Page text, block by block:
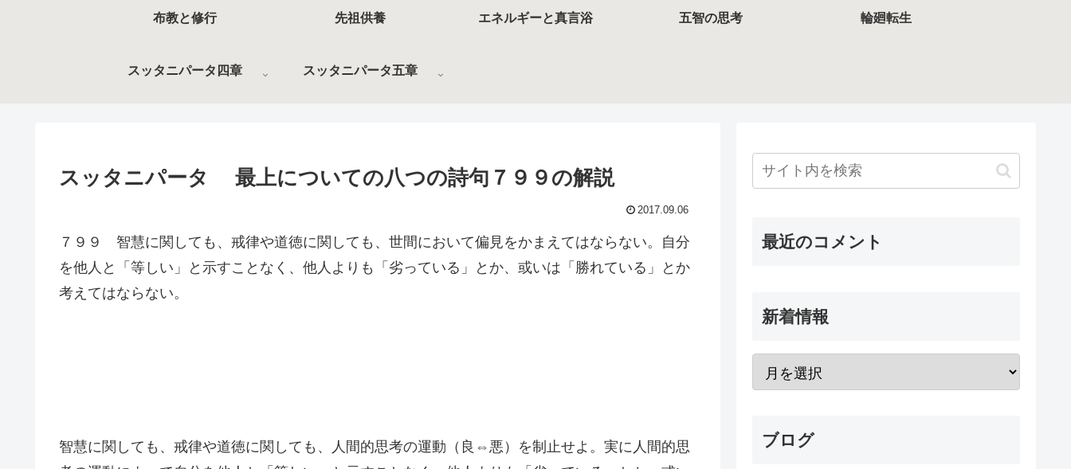
布教と修行 先祖供養 エネルギーと真言浴 五智の思考 輪廻転生
スッタニパータ四章 スッタニパータ五章
スッタニパータ 最上についての八つの詩句７９９の解説
2017.09.06
７９９ 智慧に関しても、戒律や道徳に関しても、世間において偏見をかまえてはならない。自分
を他人と「等しい」と示すことなく、他人よりも「劣っている」とか、或いは「勝れている」とか
考えてはならない。
智慧に関しても、戒律や道徳に関しても、人間的思考の運動（良⇔悪）を制止せよ。実に人間的思
最近のコメント
新着情報
ブログ